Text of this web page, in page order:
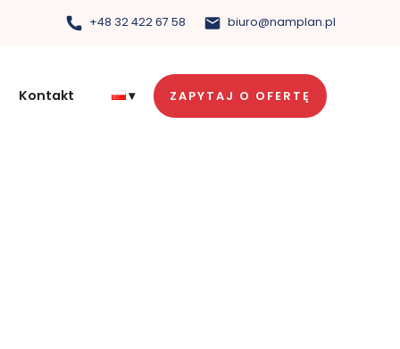
+48 32 422 67 58 biuro@namplan.pl
Kontakt ZAPYTAJ O OFERTĘ